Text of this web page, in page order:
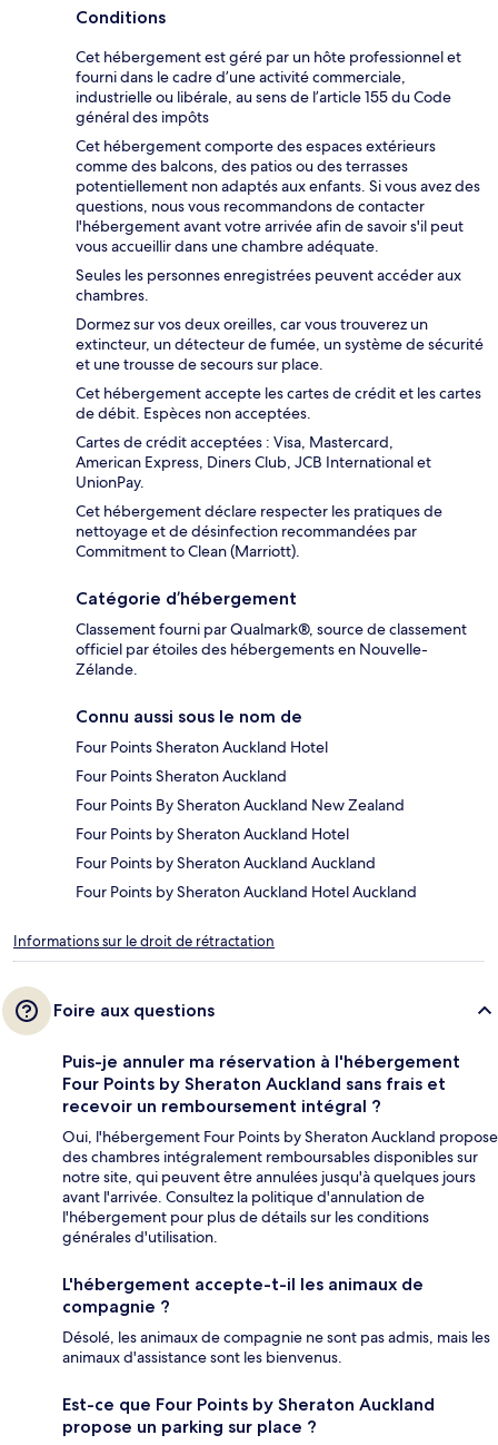
Conditions
Cet hébergement est géré par un hôte professionnel et
fourni dans le cadre d’une activité commerciale,
industrielle ou libérale, au sens de l’article 155 du Code
général des impôts
Cet hébergement comporte des espaces extérieurs
comme des balcons, des patios ou des terrasses
potentiellement non adaptés aux enfants. Si vous avez des
questions, nous vous recommandons de contacter
l'hébergement avant votre arrivée afin de savoir s'il peut
vous accueillir dans une chambre adéquate.
Seules les personnes enregistrées peuvent accéder aux
chambres.
Dormez sur vos deux oreilles, car vous trouverez un
extincteur, un détecteur de fumée, un système de sécurité
et une trousse de secours sur place.
Cet hébergement accepte les cartes de crédit et les cartes
de débit. Espèces non acceptées.
Cartes de crédit acceptées : Visa, Mastercard,
American Express, Diners Club, JCB International et
UnionPay.
Cet hébergement déclare respecter les pratiques de
nettoyage et de désinfection recommandées par
Commitment to Clean (Marriott).
Catégorie d’hébergement
Classement fourni par Qualmark®, source de classement
officiel par étoiles des hébergements en Nouvelle-
Zélande.
Connu aussi sous le nom de
Four Points Sheraton Auckland Hotel
Four Points Sheraton Auckland
Four Points By Sheraton Auckland New Zealand
Four Points by Sheraton Auckland Hotel
Four Points by Sheraton Auckland Auckland
Four Points by Sheraton Auckland Hotel Auckland
Informations sur le droit de rétractation
Foire aux questions
Puis-je annuler ma réservation à l'hébergement
Four Points by Sheraton Auckland sans frais et
recevoir un remboursement intégral ?
Oui, l'hébergement Four Points by Sheraton Auckland propose
des chambres intégralement remboursables disponibles sur
notre site, qui peuvent être annulées jusqu'à quelques jours
avant l'arrivée. Consultez la politique d'annulation de
l'hébergement pour plus de détails sur les conditions
générales d'utilisation.
L'hébergement accepte-t-il les animaux de
compagnie ?
Désolé, les animaux de compagnie ne sont pas admis, mais les
animaux d'assistance sont les bienvenus.
Est-ce que Four Points by Sheraton Auckland
propose un parking sur place ?